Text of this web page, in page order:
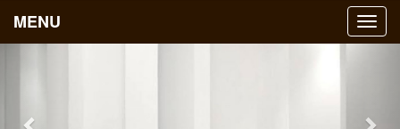
MENU